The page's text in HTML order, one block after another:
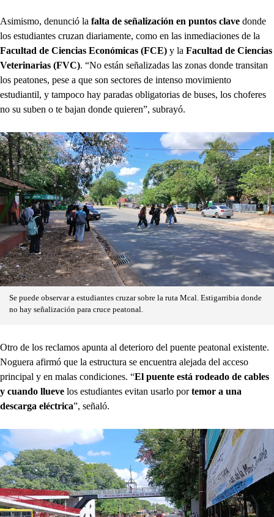
Asimismo, denunció la falta de señalización en puntos clave donde
los estudiantes cruzan diariamente, como en las inmediaciones de la
Facultad de Ciencias Económicas (FCE) y la Facultad de Ciencias
Veterinarias (FVC). “No están señalizadas las zonas donde transitan
los peatones, pese a que son sectores de intenso movimiento
estudiantil, y tampoco hay paradas obligatorias de buses, los choferes
no su suben o te bajan donde quieren”, subrayó.
Se puede observar a estudiantes cruzar sobre la ruta Mcal. Estigarribia donde
no hay señalización para cruce peatonal.
Otro de los reclamos apunta al deterioro del puente peatonal existente.
Noguera afirmó que la estructura se encuentra alejada del acceso
principal y en malas condiciones. “El puente está rodeado de cables
y cuando llueve los estudiantes evitan usarlo portemor a una
descarga eléctrica”, señaló.